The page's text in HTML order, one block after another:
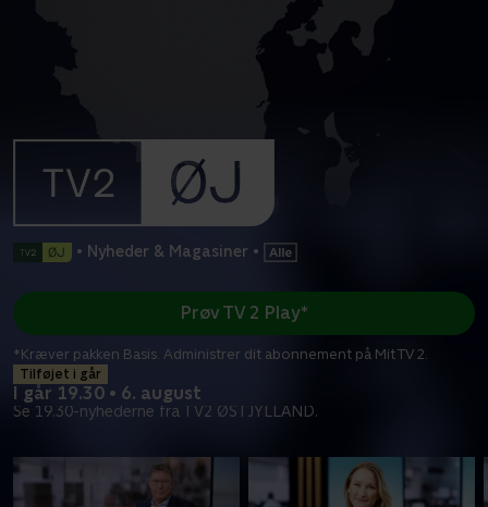
• Nyheder & Magasiner •
Tilføjet i går
I går 19.30 • 6. august
Se 19.30-nyhederne fra TV2 ØSTJYLLAND.
Prøv TV 2 Play*
*Kræver pakken Basis. Administrer dit abonnement på Mit TV 2.